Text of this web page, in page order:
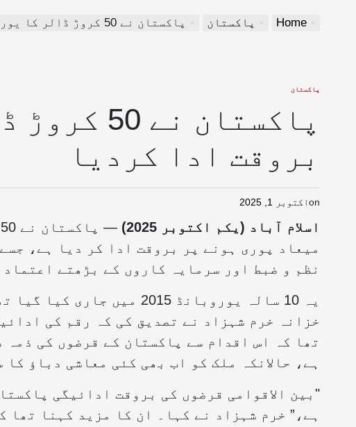
Home پاکستان پاکستان نے 50 کروڑ ڈالر کا یوروبانڈ بروقت ادا کردیا
پاکستان
پاکستان
بروقت ادا کردیا
onاکتوبر 1, 2025
اسلام آباد (یکم اکتوبر 2025)
میعاد پوری ہونے پر بروقت ادا کر دیا ہے،
نظم و ضبط اور سرمایہ کاروں کے بڑھتے اعتماد
خزانہ خرم شہزاد نے تصدیق کی کہ رقم کی
تھا کہ اس اقدام سے پاکستان کے قرضوں کی
ہے، حالانکہ ملک کو اب بھی کئی معاشی دباؤ کا
"بین الاقوامی قرضوں کی بروقت ادائیگی
ہے،” خرم شہزاد نے کہا۔ ان کا مزید کہنا تھا